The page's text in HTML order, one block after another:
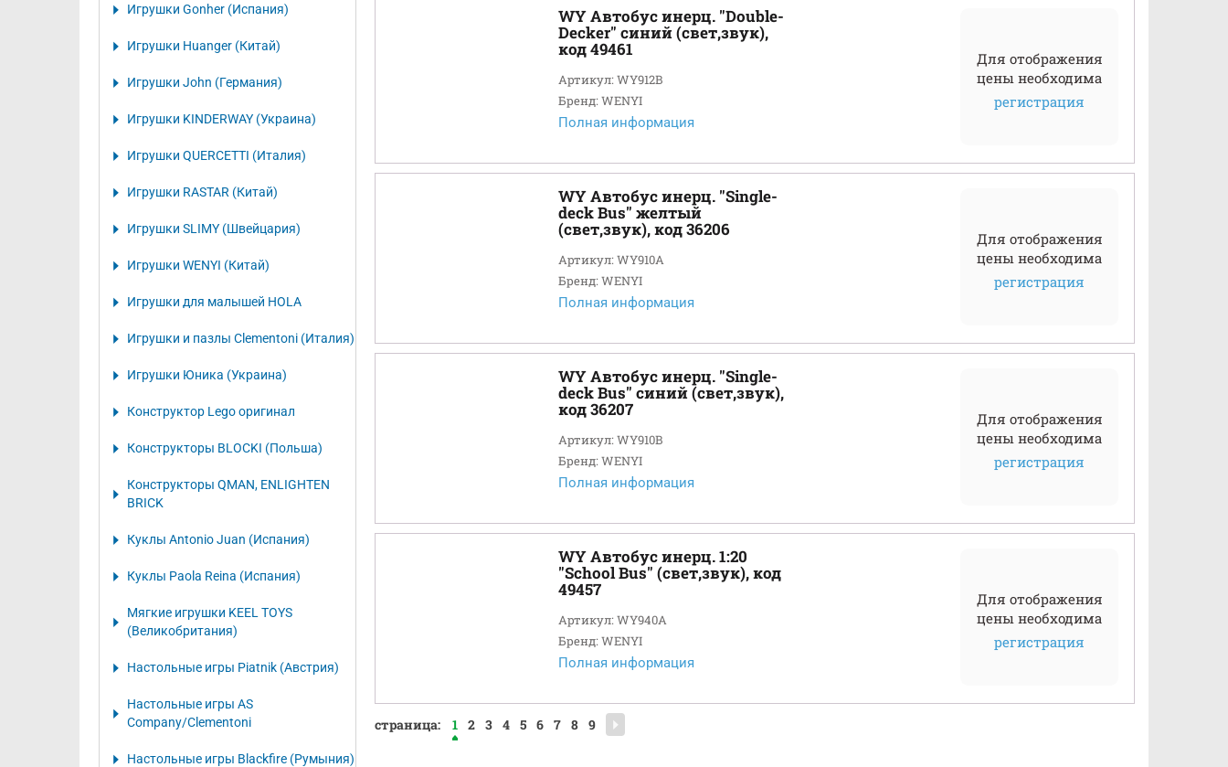
Игрушки Gonher (Испания)
Игрушки Huanger (Китай)
Игрушки John (Германия)
Игрушки KINDERWAY (Украина)
Игрушки QUERCETTI (Италия)
Игрушки RASTAR (Китай)
Игрушки SLIMY (Швейцария)
Игрушки WENYI (Китай)
Игрушки для малышей HOLA
Игрушки и пазлы Clementoni (Италия)
Игрушки Юника (Украина)
Конструктор Lego оригинал
Конструкторы BLOCKI (Польша)
Конструкторы QMAN, ENLIGHTEN
BRICK
Куклы Antonio Juan (Испания)
Куклы Paola Reina (Испания)
Мягкие игрушки KEEL TOYS
(Великобритания)
Настольные игры Piatnik (Австрия)
Настольные игры AS
Company/Clementoni
Настольные игры Blackfire (Румыния)
WY Автобус инерц. "Double-
Decker" синий (свет,звук),
код 49461
Артикул: WY912B
Бренд: WENYI
Полная информация
Для отображения
цены необходима
регистрация
WY Автобус инерц. "Single-
deck Bus" желтый
(свет,звук), код 36206
Артикул: WY910A
Бренд: WENYI
Полная информация
Для отображения
цены необходима
регистрация
WY Автобус инерц. "Single-
deck Bus" синий (свет,звук),
код 36207
Артикул: WY910B
Бренд: WENYI
Полная информация
Для отображения
цены необходима
регистрация
WY Автобус инерц. 1:20
"School Bus" (свет,звук), код
49457
Артикул: WY940A
Бренд: WENYI
Полная информация
Для отображения
цены необходима
регистрация
страница: 1 2 3 4 5 6 7 8 9